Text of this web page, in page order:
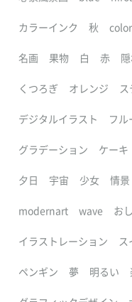
カラーインク 秋
名画 果物 白 赤
くつろぎ オレンジ
デジタルイラスト フル
グラデーション ケーキ
夕日 宇宙 少女 情景
modernart wave お
イラストレーション ス
ペンギン 夢 明るい